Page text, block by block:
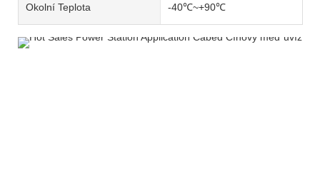
Okolní Teplota -40℃~+90℃